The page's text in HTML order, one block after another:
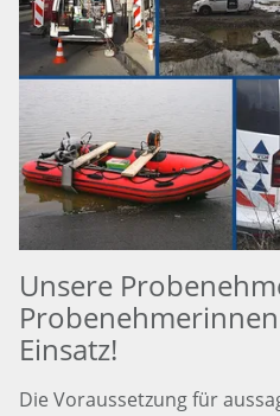
Unsere
Einsatz!
Die Voraussetzung für